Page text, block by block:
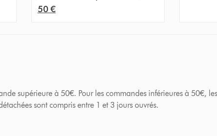
50 €
supérieure à 50€. Pour les commandes inférieures à 50€,
sont compris entre 1 et 3 jours ouvrés.